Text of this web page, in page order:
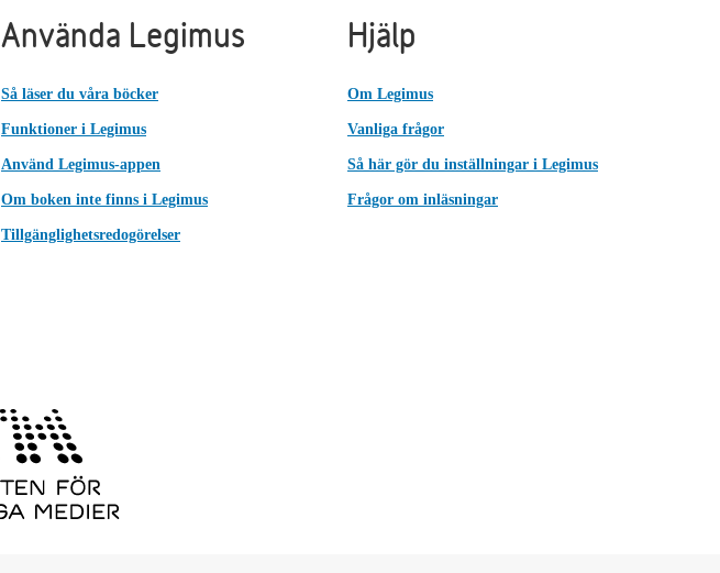
Använda Legimus
Så läser du våra böcker
Funktioner i Legimus
Använd Legimus-appen
Om boken inte finns i Legimus
Tillgänglighetsredogörelser
Hjälp
Om Legimus
Vanliga frågor
Så här gör du inställningar i Legimus
Frågor om inläsningar